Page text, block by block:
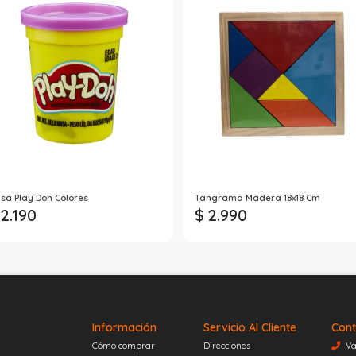
Play Doh Colores Tangrama Madera 18x18 Cm
$ 2.990
Información
Cómo comprar
Servicio Al Cliente
Direcciones